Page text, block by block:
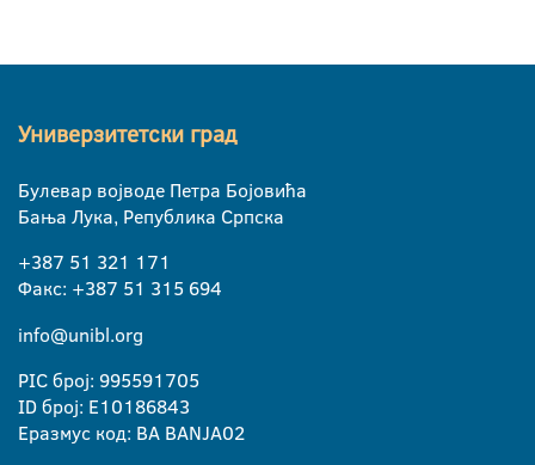
Универзитетски град
Булевар војводе Петра Бојовића
Бања Лука, Република Српска
+387 51 321 171
Факс: +387 51 315 694
info@unibl.org
PIC број: 995591705
ID број: E10186843
Еразмус код: BA BANJA02